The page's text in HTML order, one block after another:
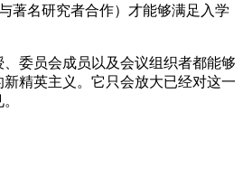
著名研究者合作）才能够满足入学
员会成员以及会议组织者都能够
精英主义。它只会放大已经对这一